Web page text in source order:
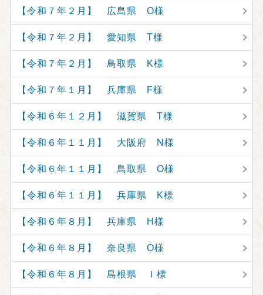
【令和７年２月】 広島県 O様
【令和７年２月】 愛知県 T様
【令和７年２月】 鳥取県 K様
【令和７年１月】 兵庫県 F様
【令和６年１２月】 滋賀県 T様
【令和６年１１月】 大阪府 N様
【令和６年１１月】 鳥取県 O様
【令和６年１１月】 兵庫県 K様
【令和６年８月】 兵庫県 H様
【令和６年８月】 奈良県 O様
【令和６年８月】 島根県 Ｉ様